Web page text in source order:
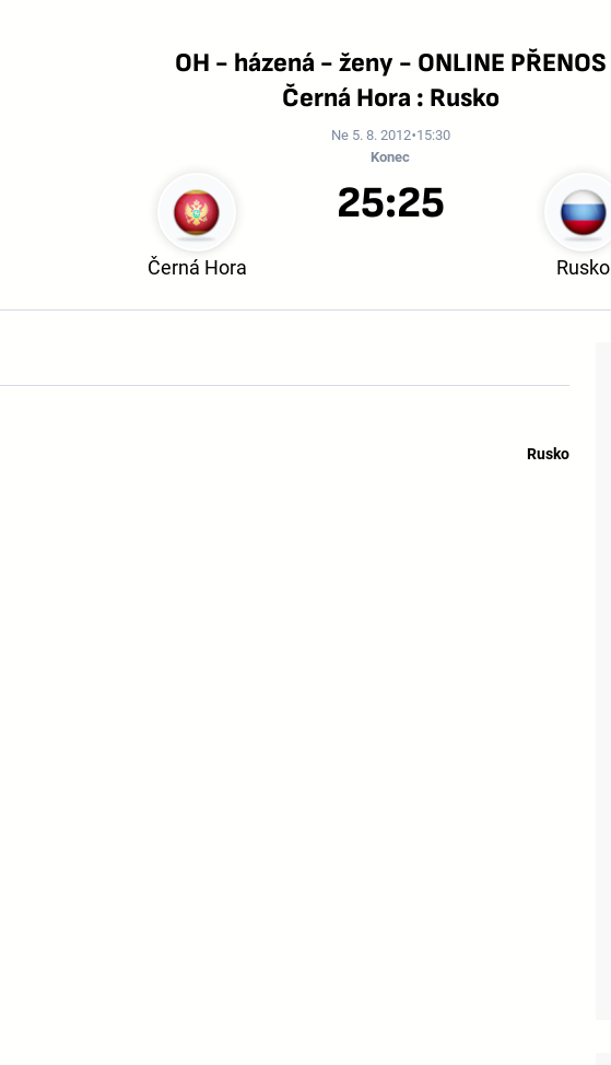
OH - házená - ženy - ONLINE PŘENOS
Černá Hora : Rusko
Ne 5. 8. 2012 15:30
Konec
Černá Hora Rusko
25:25
Rusko